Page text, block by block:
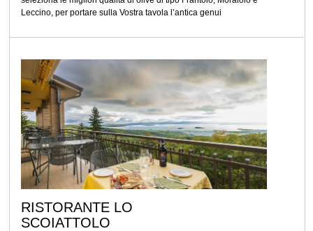
Leccino, per portare sulla Vostra tavola l’antica genui
RISTORANTE LO
SCOIATTOLO